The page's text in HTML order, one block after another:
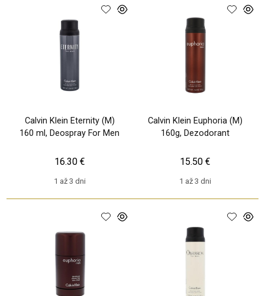
Calvin Klein Eternity (M)
160 ml, Deospray For Men
1 až 3 dni
16.30 €
Calvin Klein Euphoria (M)
160g, Dezodorant
1 až 3 dni
15.50 €